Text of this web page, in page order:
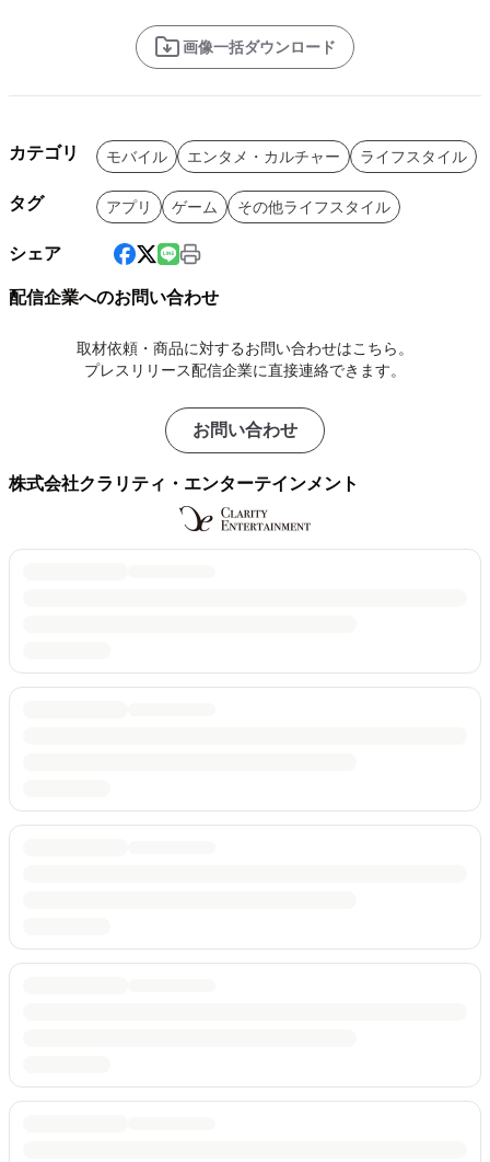
画像一括ダウンロード
カテゴリ モバイル エンタメ・カルチャー ライフスタイル
タグ アプリ ゲーム その他ライフスタイル
シェア
配信企業へのお問い合わせ
取材依頼・商品に対するお問い合わせはこちら。
プレスリリース配信企業に直接連絡できます。
お問い合わせ
株式会社クラリティ・エンターテインメント